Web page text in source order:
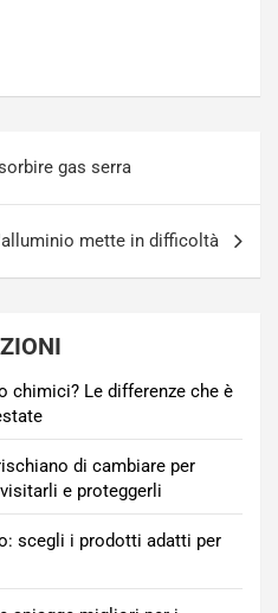
gas serra
mette in difficoltà
chimici? Le differenze che è
di cambiare per
e proteggerli
scegli i prodotti adatti per